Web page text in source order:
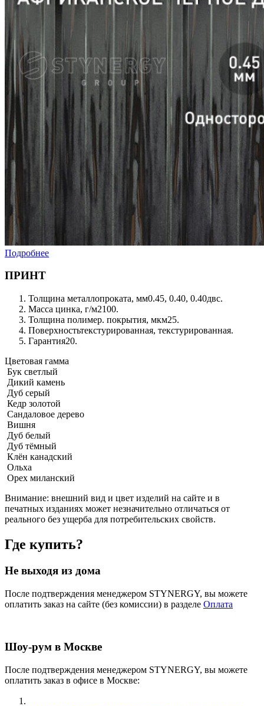
Подробнее
ПРИНТ
Толщина металлопроката, мм0.45, 0.40, 0.40двс.
Масса цинка, г/м2100.
Толщина полимер. покрытия, мкм25.
Поверхностьтекстурированная, текстурированная.
Гарантия20.
Цветовая гамма
Бук светлый
Дикий камень
Дуб серый
Кедр золотой
Сандаловое дерево
Вишня
Дуб белый
Дуб тёмный
Клён канадский
Ольха
Орех миланский
Внимание: внешний вид и цвет изделий на сайте и в
печатных изданиях может незначительно отличаться от
реального без ущерба для потребительских свойств.
Где купить?
Не выходя из дома
После подтверждения менеджером STYNERGY, вы можете
оплатить заказ на сайте (без комиссии) в разделе Оплата
Шоу-рум в Москве
После подтверждения менеджером STYNERGY, вы можете
оплатить заказ в офисе в Москве: